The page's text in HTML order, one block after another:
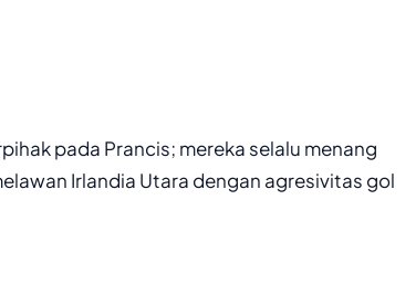
pada Prancis; mereka selalu menang
Irlandia Utara dengan agresivitas gol